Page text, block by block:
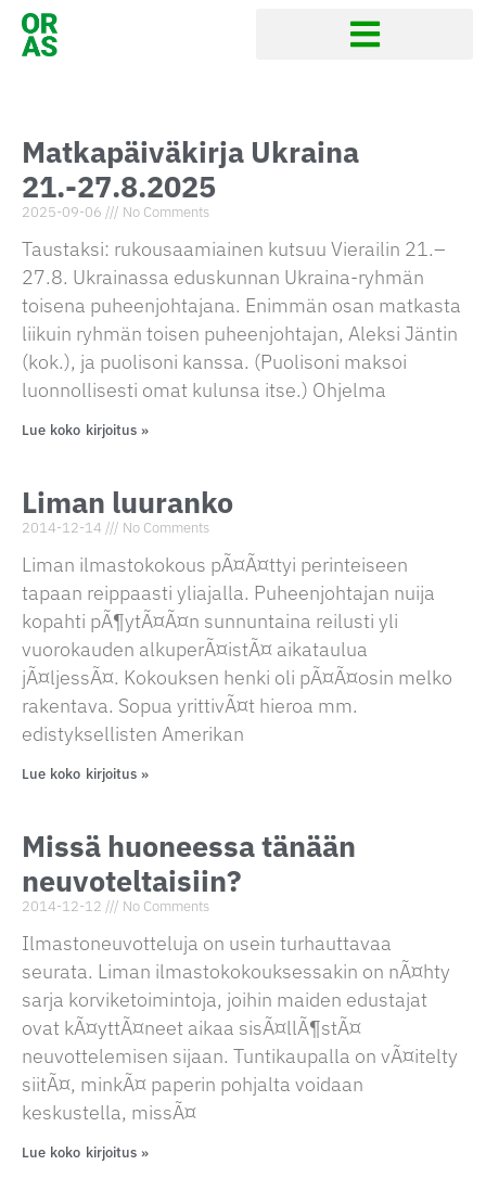
Matkapäiväkirja Ukraina
21.-27.8.2025
2025-09-06 No Comments
Taustaksi: rukousaamiainen kutsuu Vierailin 21.–
27.8. Ukrainassa eduskunnan Ukraina-ryhmän
toisena puheenjohtajana. Enimmän osan matkasta
liikuin ryhmän toisen puheenjohtajan, Aleksi Jäntin
(kok.), ja puolisoni kanssa. (Puolisoni maksoi
luonnollisesti omat kulunsa itse.) Ohjelma
Lue koko kirjoitus »
Liman luuranko
2014-12-14 No Comments
Liman ilmastokokous pÃ¤Ã¤ttyi perinteiseen
tapaan reippaasti yliajalla. Puheenjohtajan nuija
kopahti pÃ¶ytÃ¤Ã¤n sunnuntaina reilusti yli
vuorokauden alkuperÃ¤istÃ¤ aikataulua
jÃ¤ljessÃ¤. Kokouksen henki oli pÃ¤Ã¤osin melko
rakentava. Sopua yrittivÃ¤t hieroa mm.
edistyksellisten Amerikan
Lue koko kirjoitus »
Missä huoneessa tänään
neuvoteltaisiin?
2014-12-12 No Comments
Ilmastoneuvotteluja on usein turhauttavaa
seurata. Liman ilmastokokouksessakin on nÃ¤hty
sarja korviketoimintoja, joihin maiden edustajat
ovat kÃ¤yttÃ¤neet aikaa sisÃ¤llÃ¶stÃ¤
neuvottelemisen sijaan. Tuntikaupalla on vÃ¤itelty
siitÃ¤, minkÃ¤ paperin pohjalta voidaan
keskustella, missÃ¤
Lue koko kirjoitus »